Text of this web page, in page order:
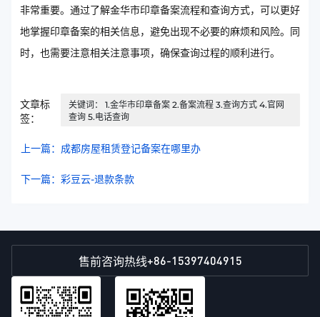
非常重要。通过了解金华市印章备案流程和查询方式，可以更好
地掌握印章备案的相关信息，避免出现不必要的麻烦和风险。同
时，也需要注意相关注意事项，确保查询过程的顺利进行。
文章标
签：
关键词： 1.金华市印章备案 2.备案流程 3.查询方式 4.官网
查询 5.电话查询
上一篇：成都房屋租赁登记备案在哪里办
下一篇：彩豆云-退款条款
售前咨询热线+86-15397404915